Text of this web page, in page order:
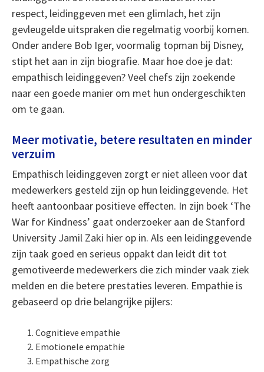
respect, leidinggeven met een glimlach, het zijn
gevleugelde uitspraken die regelmatig voorbij komen.
Onder andere Bob Iger, voormalig topman bij Disney,
stipt het aan in zijn biografie. Maar hoe doe je dat:
empathisch leidinggeven? Veel chefs zijn zoekende
naar een goede manier om met hun ondergeschikten
om te gaan.
Meer motivatie, betere resultaten en minder
verzuim
Empathisch leidinggeven zorgt er niet alleen voor dat
medewerkers gesteld zijn op hun leidinggevende. Het
heeft aantoonbaar positieve effecten. In zijn boek ‘The
War for Kindness’ gaat onderzoeker aan de Stanford
University Jamil Zaki hier op in. Als een leidinggevende
zijn taak goed en serieus oppakt dan leidt dit tot
gemotiveerde medewerkers die zich minder vaak ziek
melden en die betere prestaties leveren. Empathie is
gebaseerd op drie belangrijke pijlers:
Cognitieve empathie
Emotionele empathie
Empathische zorg